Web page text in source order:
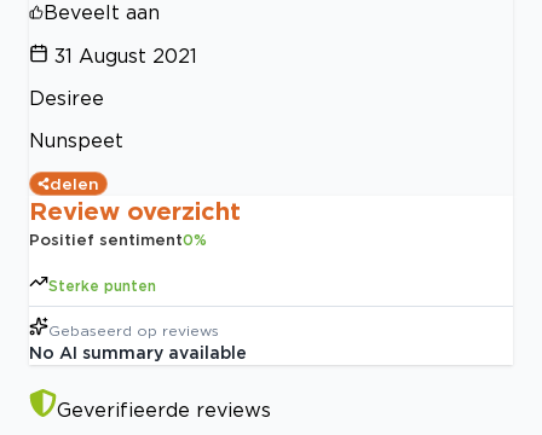
Beveelt aan
31 August 2021
Desiree
Nunspeet
delen
Review overzicht
Positief sentiment0%
Sterke punten
Gebaseerd op reviews
No AI summary available
Geverifieerde reviews